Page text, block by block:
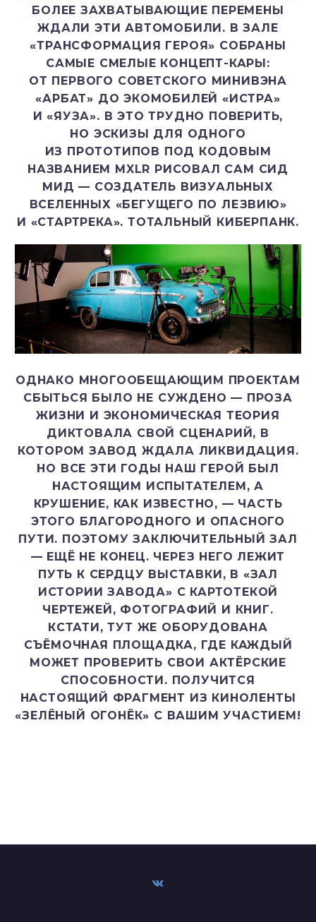
БОЛЕЕ ЗАХВАТЫВАЮЩИЕ ПЕРЕМЕНЫ
ЖДАЛИ ЭТИ АВТОМОБИЛИ. В ЗАЛЕ
«ТРАНСФОРМАЦИЯ ГЕРОЯ» СОБРАНЫ
САМЫЕ СМЕЛЫЕ КОНЦЕПТ-КАРЫ:
ОТ ПЕРВОГО СОВЕТСКОГО МИНИВЭНА
«АРБАТ» ДО ЭКОМОБИЛЕЙ «ИСТРА»
И «ЯУЗА». В ЭТО ТРУДНО ПОВЕРИТЬ,
НО ЭСКИЗЫ ДЛЯ ОДНОГО
ИЗ ПРОТОТИПОВ ПОД КОДОВЫМ
НАЗВАНИЕМ MXLR РИСОВАЛ САМ СИД
МИД — СОЗДАТЕЛЬ ВИЗУАЛЬНЫХ
ВСЕЛЕННЫХ «БЕГУЩЕГО ПО ЛЕЗВИЮ»
И «СТАРТРЕКА». ТОТАЛЬНЫЙ КИБЕРПАНК.
ОДНАКО МНОГООБЕЩАЮЩИМ ПРОЕКТАМ
СБЫТЬСЯ БЫЛО НЕ СУЖДЕНО — ПРОЗА
ЖИЗНИ И ЭКОНОМИЧЕСКАЯ ТЕОРИЯ
ДИКТОВАЛА СВОЙ СЦЕНАРИЙ, В
КОТОРОМ ЗАВОД ЖДАЛА ЛИКВИДАЦИЯ.
НО ВСЕ ЭТИ ГОДЫ НАШ ГЕРОЙ БЫЛ
НАСТОЯЩИМ ИСПЫТАТЕЛЕМ, А
КРУШЕНИЕ, КАК ИЗВЕСТНО, — ЧАСТЬ
ЭТОГО БЛАГОРОДНОГО И ОПАСНОГО
ПУТИ. ПОЭТОМУ ЗАКЛЮЧИТЕЛЬНЫЙ ЗАЛ
— ЕЩЁ НЕ КОНЕЦ. ЧЕРЕЗ НЕГО ЛЕЖИТ
ПУТЬ К СЕРДЦУ ВЫСТАВКИ, В «ЗАЛ
ИСТОРИИ ЗАВОДА» С КАРТОТЕКОЙ
ЧЕРТЕЖЕЙ, ФОТОГРАФИЙ И КНИГ.
КСТАТИ, ТУТ ЖЕ ОБОРУДОВАНА
СЪЁМОЧНАЯ ПЛОЩАДКА, ГДЕ КАЖДЫЙ
МОЖЕТ ПРОВЕРИТЬ СВОИ АКТЁРСКИЕ
СПОСОБНОСТИ. ПОЛУЧИТСЯ
НАСТОЯЩИЙ ФРАГМЕНТ ИЗ КИНОЛЕНТЫ
«ЗЕЛЁНЫЙ ОГОНЁК» С ВАШИМ УЧАСТИЕМ!